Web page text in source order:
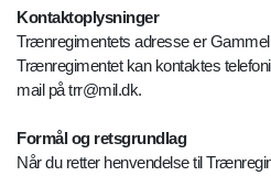
Kontaktoplysninger
Trænregimentets adresse er
Trænregimentet kan kontaktes
mail på trr@mil.dk.
Formål og retsgrundlag
Når du retter henvendelse til